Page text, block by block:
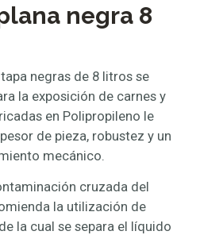
negra 8
negras de 8 litros se
la exposición de carnes y
en Polipropileno le
de pieza, robustez y un
mecánico.
cruzada del
la utilización de
la cual se separa el líquido